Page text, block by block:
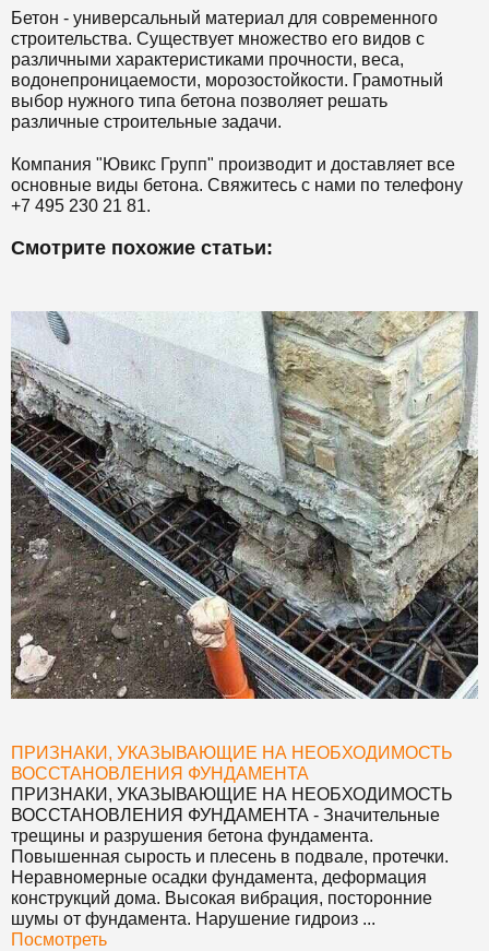
Бетон - универсальный материал для современного
строительства. Существует множество его видов с
различными характеристиками прочности, веса,
водонепроницаемости, морозостойкости. Грамотный
выбор нужного типа бетона позволяет решать
различные строительные задачи.
Компания "Ювикс Групп" производит и доставляет все
основные виды бетона. Свяжитесь с нами по телефону
+7 495 230 21 81.
Смотрите похожие статьи:
ПРИЗНАКИ, УКАЗЫВАЮЩИЕ НА НЕОБХОДИМОСТЬ
ВОССТАНОВЛЕНИЯ ФУНДАМЕНТА
ПРИЗНАКИ, УКАЗЫВАЮЩИЕ НА НЕОБХОДИМОСТЬ
ВОССТАНОВЛЕНИЯ ФУНДАМЕНТА - Значительные
трещины и разрушения бетона фундамента.
Повышенная сырость и плесень в подвале, протечки.
Неравномерные осадки фундамента, деформация
конструкций дома. Высокая вибрация, посторонние
шумы от фундамента. Нарушение гидроиз ...
Посмотреть